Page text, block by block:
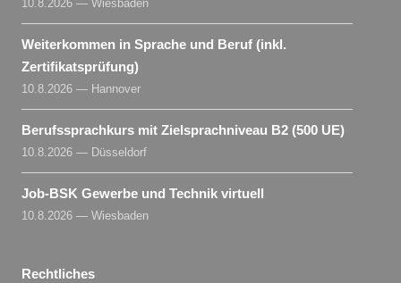
10.8.2026 — Wiesbaden
Weiterkommen in Sprache und Beruf (inkl.
Zertifikatsprüfung)
10.8.2026 — Hannover
Berufssprachkurs mit Zielsprachniveau B2 (500 UE)
10.8.2026 — Düsseldorf
Job-BSK Gewerbe und Technik virtuell
10.8.2026 — Wiesbaden
Rechtliches